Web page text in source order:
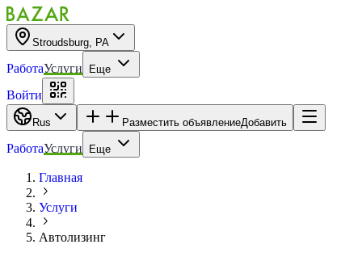
Stroudsburg, PA
РаботаУслуги Еще
Войти
Rus Разместить объявлениеДобавить
РаботаУслуги Еще
Главная
Услуги
Автолизинг